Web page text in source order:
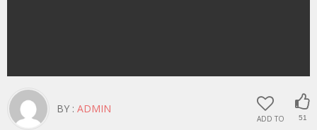
ADD TO 51
BY : ADMIN